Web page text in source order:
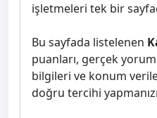
işletmeleri tek bir
Bu sayfada listelenen
puanları, gerçek
bilgileri ve konum
doğru tercihi